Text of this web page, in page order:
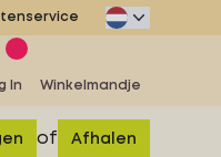
In Winkelmandje
of Afhalen